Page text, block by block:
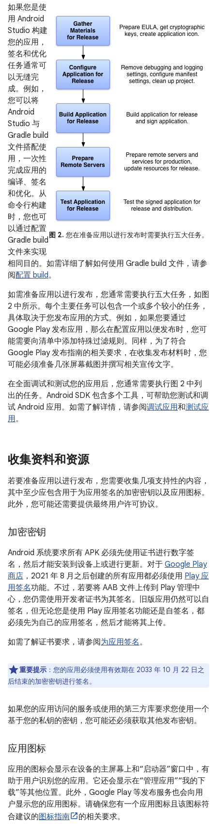
图 2. 您在准备应用以进行发布时需要执行五大任务。
如果您是使
用 Android
Studio 构建
您的应用，
签名和优化
任务通常可
以无缝完
成。例如，
您可以将
Android
Studio 与
Gradle build
文件搭配使
用，一次性
完成应用的
编译、签名
和优化。从
命令行构建
时，您也可
以通过配置
Gradle build
文件来实现
相同目的。如需详细了解如何使用 Gradle build 文件，请参
阅配置 build。
如需准备应用以进行发布，您通常需要执行五大任务，如图
2 中所示。每个主要任务可以包含一个或多个较小的任务，
具体取决于您发布应用的方式。例如，如果您要通过
Google Play 发布应用，那么在配置应用以便发布时，您可
能需要向清单中添加特殊过滤规则。同样，为了符合
Google Play 发布指南的相关要求，在收集发布材料时，您
可能必须准备几张屏幕截图并撰写相关宣传文字。
在全面调试和测试您的应用后，您通常需要执行图 2 中列
出的任务。Android SDK 包含多个工具，可帮助您测试和调
试 Android 应用。如需了解详情，请参阅调试应用和测试应
用。
收集资料和资源
若要准备应用以进行发布，您需要收集几项支持性的内容，
其中至少应包含用于为应用签名的加密密钥以及应用图标。
此外，您可能还需要提供最终用户许可协议。
加密密钥
Android 系统要求所有 APK 必须先使用证书进行数字签
名，然后才能安装到设备上或进行更新。对于 Google Play
商店 ，2021 年 8 月之后创建的所有应用都必须使用 Play 应
用签名功能。不过，若要将 AAB 文件上传到 Play 管理中
心，您仍需使用开发者证书为其签名。旧版应用仍然可以自
签名，但无论您是使用 Play 应用签名功能还是自签名，都
必须先为自己的应用签名，然后才能将其上传。
如需了解证书要求，请参阅为应用签名。
重要提示 ：您的应用必须使用有效期在 2033 年 10 月 22 日之
后结束的加密密钥进行签名。
如果您的应用访问的服务或使用的第三方库要求您使用一个
基于您的私钥的密钥，您可能还必须获取其他发布密钥。
应用图标
应用的图标会显示在设备的主屏幕上和“启动器”窗口中，有
助于用户识别您的应用。它还会显示在“管理应用”“我的下
载”等其他位置。此外，Google Play 等发布服务也会向用
户显示您的应用图标。请确保您有一个应用图标且该图标符
合建议的图标指南 的相关要求。